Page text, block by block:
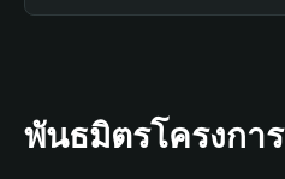
พันธมิตรโครงการ